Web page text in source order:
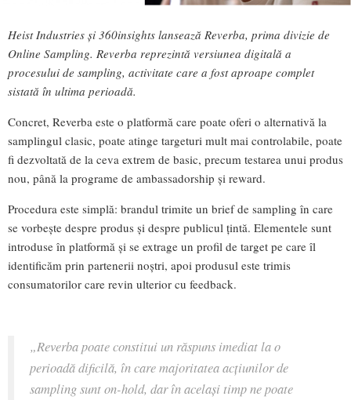
Heist Industries și 360insights lansează Reverba, prima divizie de
Online Sampling. Reverba reprezintă versiunea digitală a
procesului de sampling, activitate care a fost aproape complet
sistată în ultima perioadă.
Concret, Reverba este o platformă care poate oferi o alternativă la
samplingul clasic, poate atinge targeturi mult mai controlabile, poate
fi dezvoltată de la ceva extrem de basic, precum testarea unui produs
nou, până la programe de ambassadorship și reward.
Procedura este simplă: brandul trimite un brief de sampling în care
se vorbește despre produs și despre publicul țintă. Elementele sunt
introduse în platformă și se extrage un profil de target pe care îl
identificăm prin partenerii noștri, apoi produsul este trimis
consumatorilor care revin ulterior cu feedback.
„Reverba poate constitui un răspuns imediat la o
perioadă dificilă, în care majoritatea acțiunilor de
sampling sunt on-hold, dar în același timp ne poate